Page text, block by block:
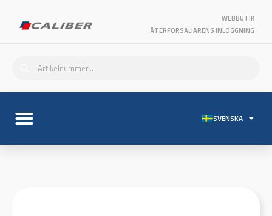
WEBBUTIK
ÅTERFÖRSÄLJARENS INLOGGNING
SVENSKA